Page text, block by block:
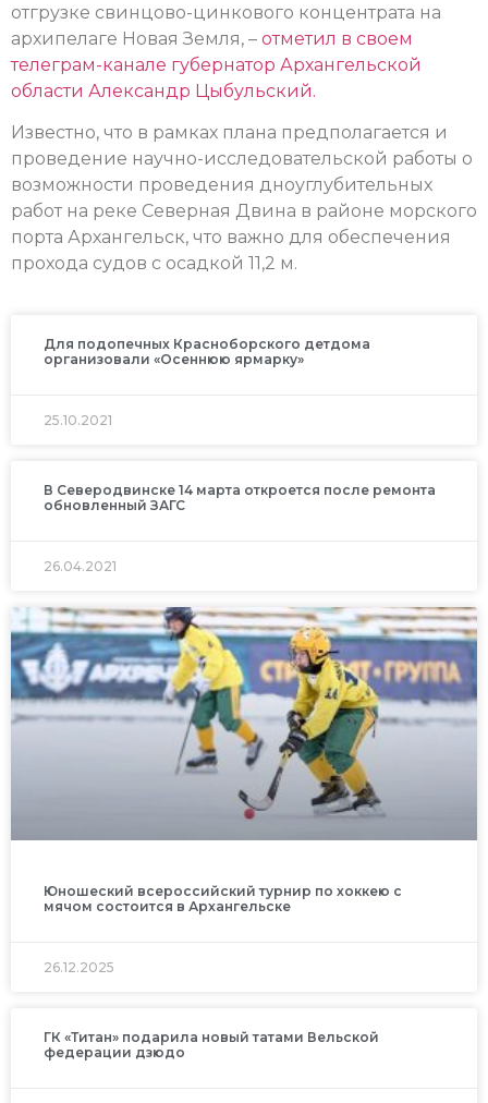
отгрузке свинцово-цинкового концентрата на
архипелаге Новая Земля, – отметил в своем
телеграм-канале губернатор Архангельской
области Александр Цыбульский.
Известно, что в рамках плана предполагается и
проведение научно-исследовательской работы о
возможности проведения дноуглубительных
работ на реке Северная Двина в районе морского
порта Архангельск, что важно для обеспечения
прохода судов с осадкой 11,2 м.
Для подопечных Красноборского детдома
организовали «Осеннюю ярмарку»
25.10.2021
В Северодвинске 14 марта откроется после ремонта
обновленный ЗАГС
26.04.2021
Юношеский всероссийский турнир по хоккею с
мячом состоится в Архангельске
26.12.2025
ГК «Титан» подарила новый татами Вельской
федерации дзюдо